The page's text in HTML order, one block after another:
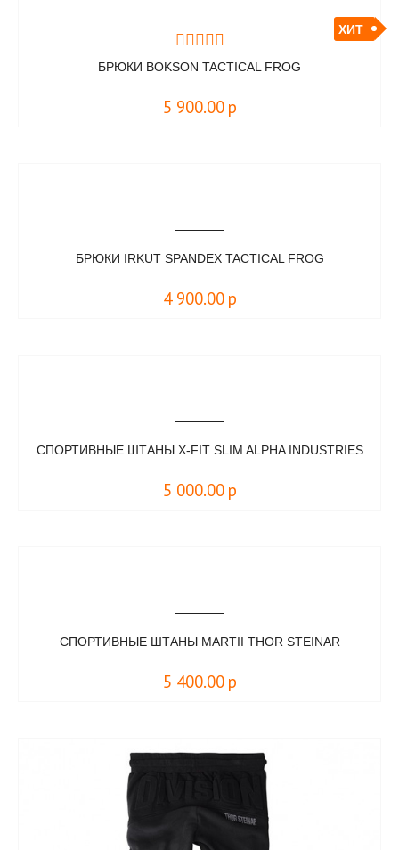
ХИТ
БРЮКИ BOKSON TACTICAL FROG
5 900.00 р
БРЮКИ IRKUT SPANDEX TACTICAL FROG
4 900.00 р
СПОРТИВНЫЕ ШТАНЫ X-FIT SLIM ALPHA INDUSTRIES
5 000.00 р
СПОРТИВНЫЕ ШТАНЫ MARTII THOR STEINAR
5 400.00 р